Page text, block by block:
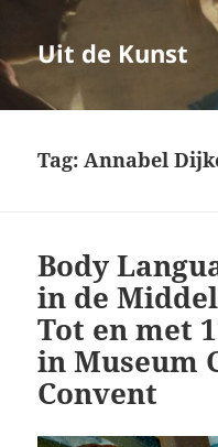
Uit de Kunst
Tag:Annabel
Body
in de
Tot en met
in Museum
Convent